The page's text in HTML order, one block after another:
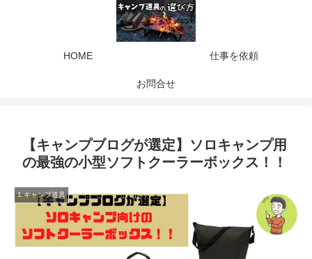
HOME 仕事を依頼
お問合せ
【キャンプブログが選定】ソロキャンプ用
の最強の小型ソフトクーラーボックス！！
1.キャンプ道具